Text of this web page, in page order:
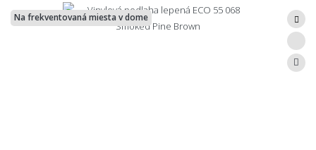
Na frekventovaná miesta v dome